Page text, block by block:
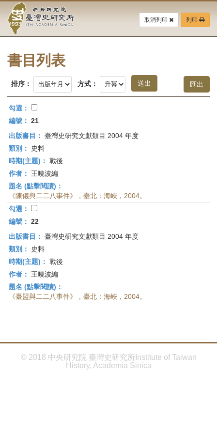
要
中
央
研
究
院-
臺
灣
史
研
究
所-
首
頁
取消列印 列印
書目列表
排序： 方式：
勾選：
編號： 21
出版書目： 臺灣史研究文獻類目 2004 年度
類別：
史料
時期(主題)： 戰後
作者：
王曉波編
題名 (點擊閱讀)：
《陳儀與二二八事件》，臺北：海峽，2004。
勾選：
編號： 22
出版書目： 臺灣史研究文獻類目 2004 年度
類別：
史料
時期(主題)： 戰後
作者：
王曉波編
題名 (點擊閱讀)：
《臺盟與二二八事件》，臺北：海峽，2004。
© 2018 中央研究院 臺灣史研究所Institute of Taiwan
History, Academia Sinica